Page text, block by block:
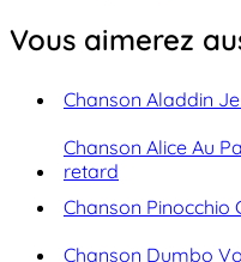
Vous aimerez
Chanson Aladdin
Chanson Alice Au
retard
Chanson Pinocchio
Chanson Dumbo